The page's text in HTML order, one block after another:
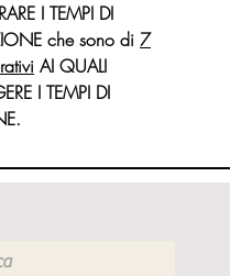
I TEMPI DI
che sono di 7
AI QUALI
I TEMPI DI